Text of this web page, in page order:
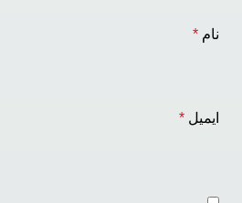
نام *
ایمیل *